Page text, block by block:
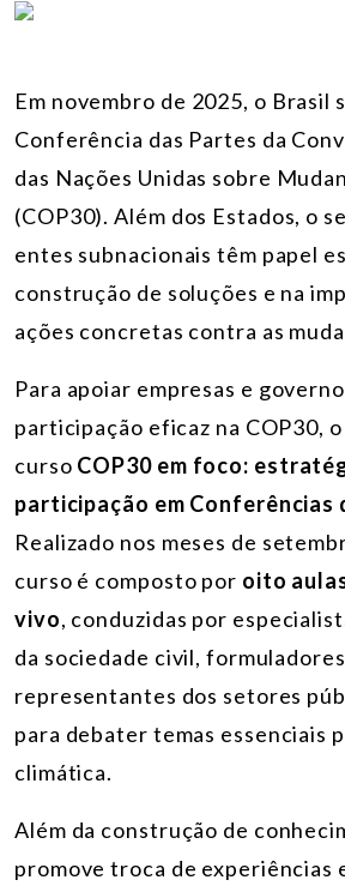
Em novembro de 2025, o Brasil
Conferência das Partes da
das Nações Unidas sobre
(COP30). Além dos Estados, o
entes subnacionais têm papel
construção de soluções e na
ações concretas contra as
Para apoiar empresas e
participação eficaz na COP30,
curso COP30 em foco:
participação em Conferências
Realizado nos meses de
curso é composto por oito
vivo, conduzidas por
da sociedade civil,
representantes dos setores
para debater temas essenciais
climática.
Além da construção de
promove troca de experiências